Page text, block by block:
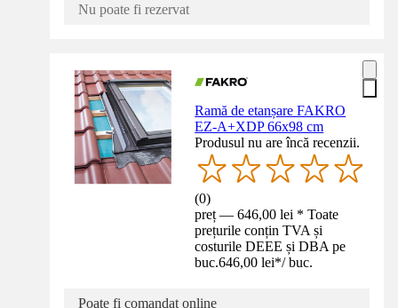
Nu poate fi rezervat
Ramă de etanșare FAKRO
EZ-A+XDP 66x98 cm
Produsul nu are încă recenzii.
(0)
preț — 646,00 lei * Toate
prețurile conțin TVA și
costurile DEEE și DBA pe
buc.646,00 lei*/ buc.
Poate fi comandat online